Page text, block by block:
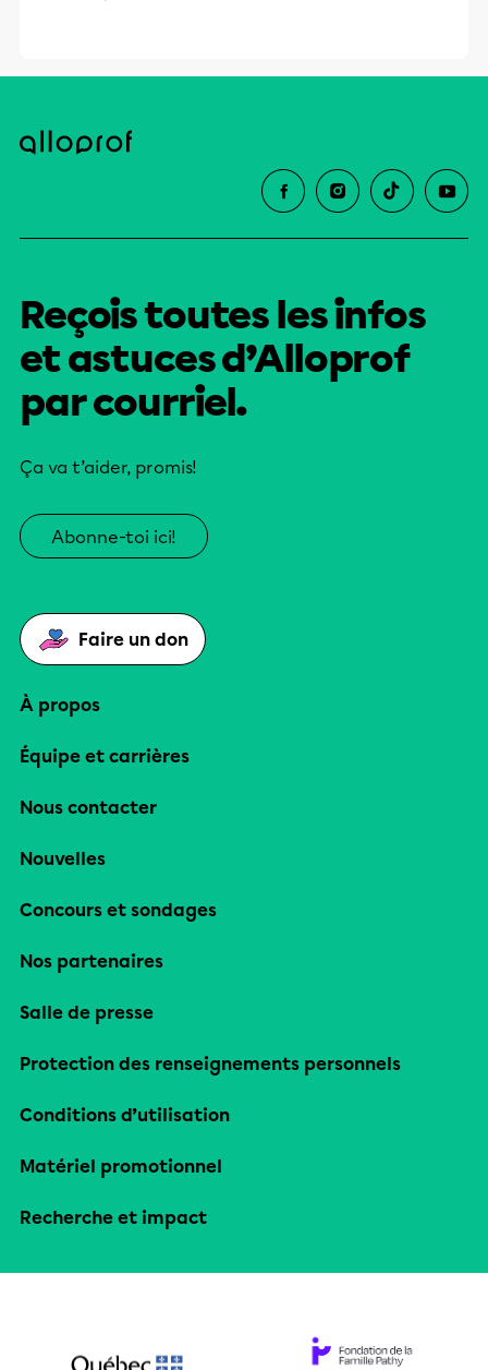
Reçois toutes les infos
et astuces d’Alloprof
par courriel.
Ça va t’aider, promis!
Abonne-toi ici!
Faire un don
À propos
Équipe et carrières
Nous contacter
Nouvelles
Concours et sondages
Nos partenaires
Salle de presse
Protection des renseignements personnels
Conditions d’utilisation
Matériel promotionnel
Recherche et impact